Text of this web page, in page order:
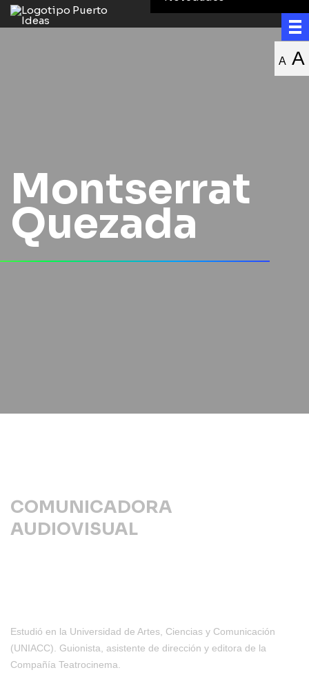
A A
Montserrat
Quezada
COMUNICADORA
AUDIOVISUAL
Estudió en la Universidad de Artes, Ciencias y Comunicación
(UNIACC). Guionista, asistente de dirección y editora de la
Compañía Teatrocinema.